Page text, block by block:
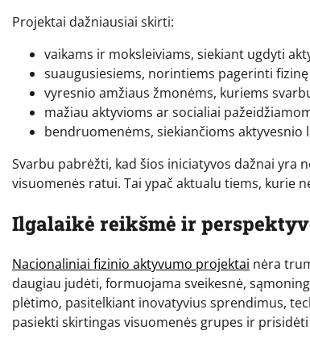
Projektai dažniausiai skirti:
vaikams ir moksleiviams, siekiant ugdyti
suaugusiesiems, norintiems pagerinti
vyresnio amžiaus žmonėms, kuriems
mažiau aktyvioms ar socialiai
bendruomenėms, siekiančioms aktyvesnio
Svarbu pabrėžti, kad šios iniciatyvos dažnai yra
visuomenės ratui. Tai ypač aktualu tiems, kurie
Ilgalaikė reikšmė ir
Nacionaliniai fizinio aktyvumo projektai nėra
daugiau judėti, formuojama sveikesnė,
plėtimo, pasitelkiant inovatyvius sprendimus,
pasiekti skirtingas visuomenės grupes ir